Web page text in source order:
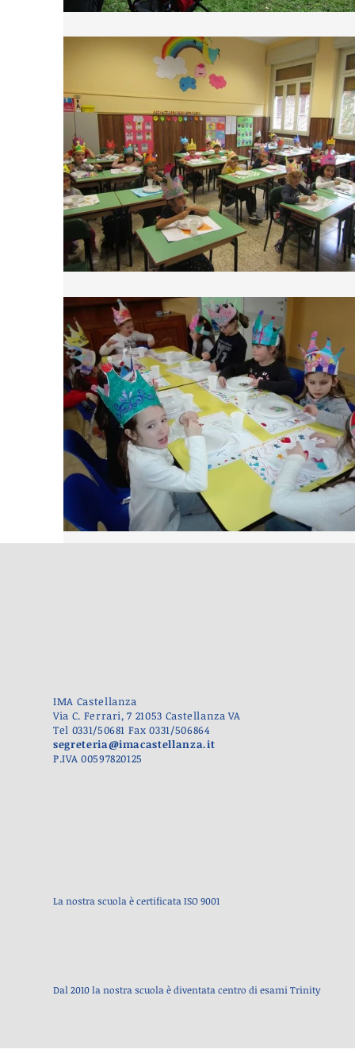
IMA Castellanza
Via C. Ferrari, 7 21053 Castellanza VA
Tel 0331/50681 Fax 0331/506864
segreteria@imacastellanza.it
P.IVA 00597820125
La nostra scuola è certificata ISO 9001
Dal 2010 la nostra scuola è diventata centro di esami Trinity